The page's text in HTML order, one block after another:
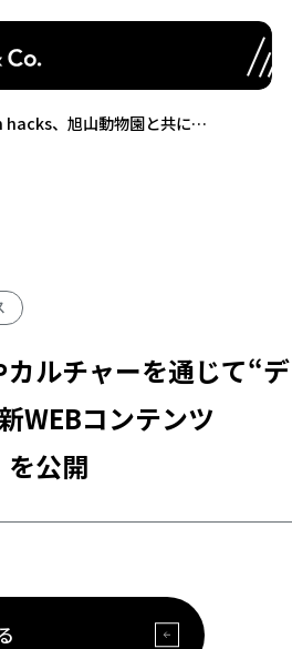
、旭山動物園と共に…
ルチャーを通じて“デ
WEBコンテンツ
を公開